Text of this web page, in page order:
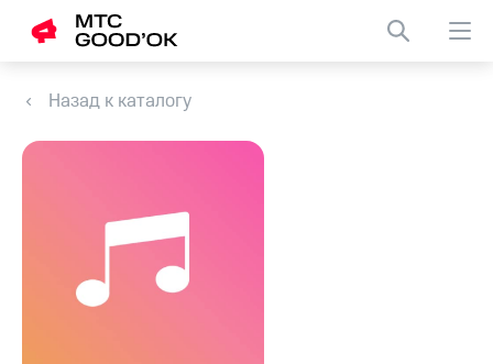
Назад к каталогу